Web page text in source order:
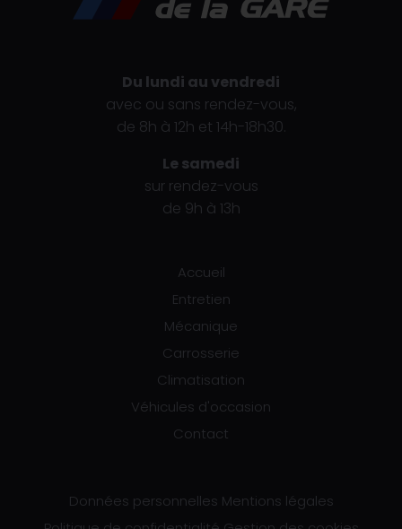
Du lundi au vendredi
avec ou sans rendez-vous,
de 8h à 12h et 14h-18h30.
Le samedi
sur rendez-vous
de 9h à 13h
Accueil
Entretien
Mécanique
Carrosserie
Climatisation
Véhicules d'occasion
Contact
Données personnelles Mentions légales